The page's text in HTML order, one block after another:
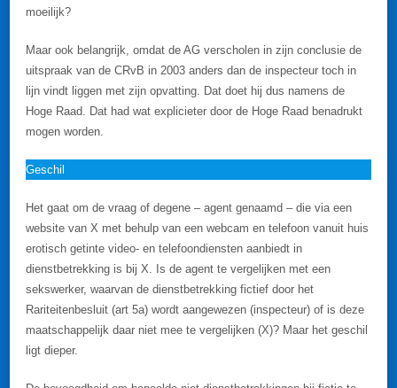
moeilijk?
Maar ook belangrijk, omdat de AG verscholen in zijn conclusie de
uitspraak van de CRvB in 2003 anders dan de inspecteur toch in
lijn vindt liggen met zijn opvatting. Dat doet hij dus namens de
Hoge Raad. Dat had wat explicieter door de Hoge Raad benadrukt
mogen worden.
Geschil
Het gaat om de vraag of degene – agent genaamd – die via een
website van X met behulp van een webcam en telefoon vanuit huis
erotisch getinte video- en telefoondiensten aanbiedt in
dienstbetrekking is bij X. Is de agent te vergelijken met een
sekswerker, waarvan de dienstbetrekking fictief door het
Rariteitenbesluit (art 5a) wordt aangewezen (inspecteur) of is deze
maatschappelijk daar niet mee te vergelijken (X)? Maar het geschil
ligt dieper.